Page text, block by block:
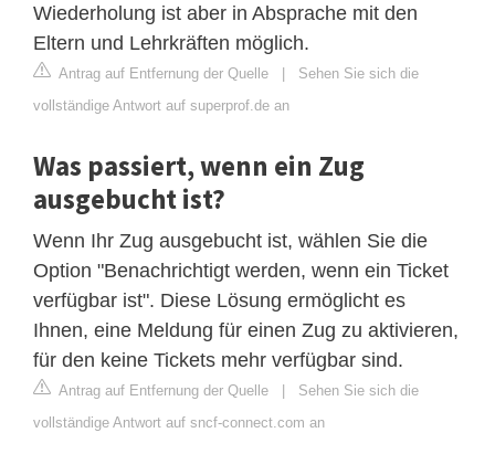
Wiederholung ist aber in Absprache mit den
Eltern und Lehrkräften möglich.
Antrag auf Entfernung der Quelle | Sehen Sie sich die
vollständige Antwort auf superprof.de an
Was passiert, wenn ein Zug
ausgebucht ist?
Wenn Ihr Zug ausgebucht ist, wählen Sie die
Option "Benachrichtigt werden, wenn ein Ticket
verfügbar ist". Diese Lösung ermöglicht es
Ihnen, eine Meldung für einen Zug zu aktivieren,
für den keine Tickets mehr verfügbar sind.
Antrag auf Entfernung der Quelle | Sehen Sie sich die
vollständige Antwort auf sncf-connect.com an